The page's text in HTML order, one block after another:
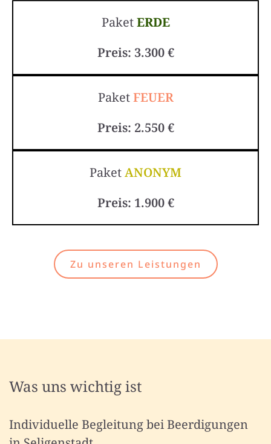
PaketERDE
Preis: 3.300 €
PaketFEUER
Preis: 2.550 €
PaketANONYM
Preis: 1.900 €
Zu unseren Leistungen
Was uns wichtig ist
Individuelle Begleitung bei Beerdigungen